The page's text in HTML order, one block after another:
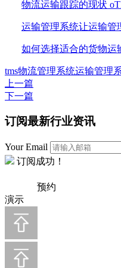
物流运输跟踪的现状
运输管理系统让运输管
如何选择适合的货物运
tms物流管理系统运输管理
上一篇
下一篇
订阅最新行业资讯
Your Email
订阅成功！
预约
演示